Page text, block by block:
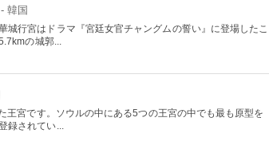
- 韓国
城行宮はドラマ『宮廷女官チャングムの誓い』に登場したこ
の城郭...
王宮です。ソウルの中にある5つの王宮の中でも最も原型を
録されてい...